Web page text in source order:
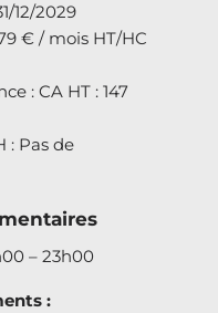
12/2029
€ / mois HT/HC
: CA HT : 147
: Pas de
– 23h00
: